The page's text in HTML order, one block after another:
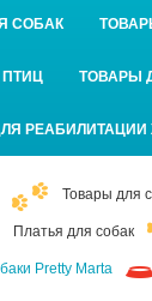
СОБАК
ТОВАРЫ
Товары для
Платья для собак
Pretty Marta